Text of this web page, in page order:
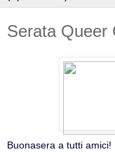
Serata Queer
Buonasera a tutti amici!